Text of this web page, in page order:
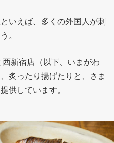
いえば、多くの外国人が刺
。
新宿店（以下、いまがわ
炙ったり揚げたりと、さま
供しています。